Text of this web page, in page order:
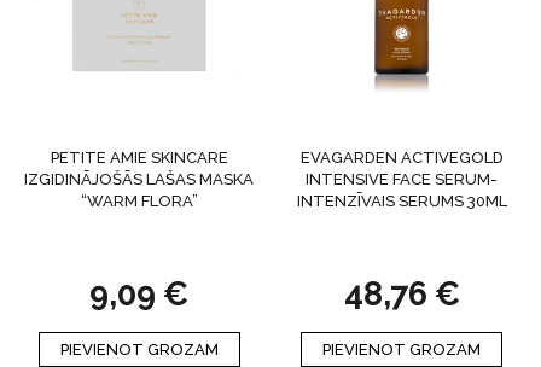
PETITE AMIE SKINCARE
IZGIDINĀJOŠĀS LAŠAS MASKA
“WARM FLORA”
9,09 €
PIEVIENOT GROZAM
EVAGARDEN ACTIVEGOLD
INTENSIVE FACE SERUM-
INTENZĪVAIS SERUMS 30ML
48,76 €
PIEVIENOT GROZAM